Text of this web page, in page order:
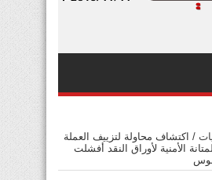
/ اكتشاف محاولة لتزييف العملة
الأمنية لأوراق النقد أفشلت